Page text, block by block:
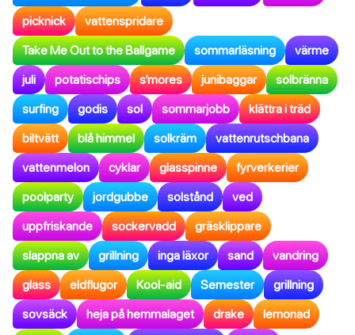
picknick vattenspridare
Take Me Out to the Ballgame sommarläsning värme
juli potatischips s’mores junibaggar solbränna
surfing godis sol sommarjobb klättra i träd
biltvätt blå himmel solkräm vattenrutschbana
vattenmelon cyklar glasspinne fyrverkerier
poolparty jordgubbe solstånd ved
uppfriskande sockervadd gräsklippare
slappna av grillning inga läxor sand vandring
glass eldflugor Kool-aid Semester grillning
sovsäck heja på hemmalaget drake lemonad